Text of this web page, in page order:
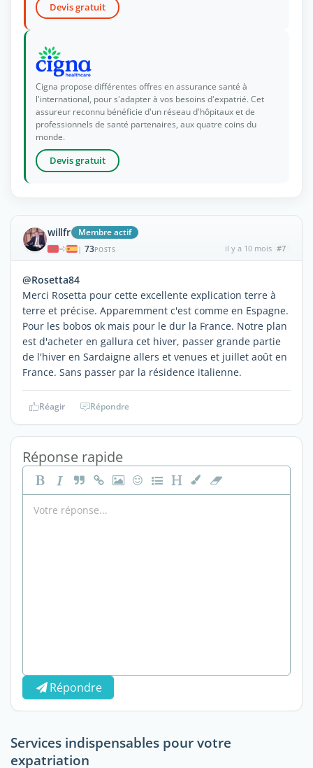
Devis gratuit
Cigna propose différentes offres en assurance santé à
l'international, pour s'adapter à vos besoins d'expatrié. Cet
assureur reconnu bénéficie d'un réseau d'hôpitaux et de
professionnels de santé partenaires, aux quatre coins du
monde.
Devis gratuit
willfr Membre actif
| 73POSTS il y a 10 mois #7
@Rosetta84
Merci Rosetta pour cette excellente explication terre à
terre et précise. Apparemment c'est comme en Espagne.
Pour les bobos ok mais pour le dur la France. Notre plan
est d'acheter en gallura cet hiver, passer grande partie
de l'hiver en Sardaigne allers et venues et juillet août en
France. Sans passer par la résidence italienne.
Réagir Répondre
Réponse rapide
Répondre
Services indispensables pour votre
expatriation